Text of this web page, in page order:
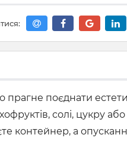
поєднати
солі, цукру
контейнер, а